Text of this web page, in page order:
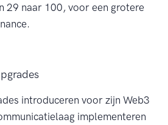
29 naar 100, voor een grotere
introduceren voor zijn Web3
implementeren